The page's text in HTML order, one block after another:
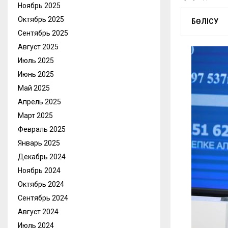
БӨЛІСУ
Ноябрь 2025
Октябрь 2025
Сентябрь 2025
Август 2025
Июль 2025
Июнь 2025
Май 2025
Апрель 2025
Март 2025
Февраль 2025
Январь 2025
Декабрь 2024
Ноябрь 2024
Октябрь 2024
Сентябрь 2024
Август 2024
Июль 2024